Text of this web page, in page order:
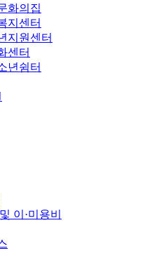
화의집
지센터
지원센터
센터
년쉼터
이·미용비